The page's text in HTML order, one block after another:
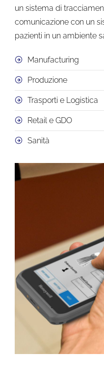
un sistema di
comunicazione con un
pazienti in un ambiente
Manufacturing
Produzione
Trasporti e Logistica
Retail e GDO
Sanità